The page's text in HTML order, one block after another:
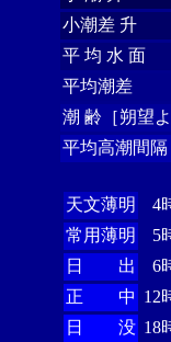
小潮差 升
平 均 水 面
平均潮差
潮 齢［朔望
平均高潮間隔
天文薄明
4
常用薄明
5
日 出
6
正 中 12
日 没 18